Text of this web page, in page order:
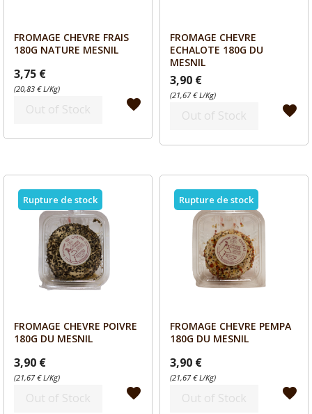
Aperçu
FROMAGE CHEVRE FRAIS
180G NATURE MESNIL
3,75 €
(20,83 € L/Kg)
Out of Stock favorite
Aperçu
FROMAGE CHEVRE
ECHALOTE 180G DU
MESNIL
3,90 €
(21,67 € L/Kg)
Out of Stock favorite
Aperçu
FROMAGE CHEVRE POIVRE
180G DU MESNIL
3,90 €
(21,67 € L/Kg)
Out of Stock favorite
Rupture de stock
Aperçu
FROMAGE CHEVRE PEMPA
180G DU MESNIL
3,90 €
(21,67 € L/Kg)
Out of Stock favorite
Rupture de stock